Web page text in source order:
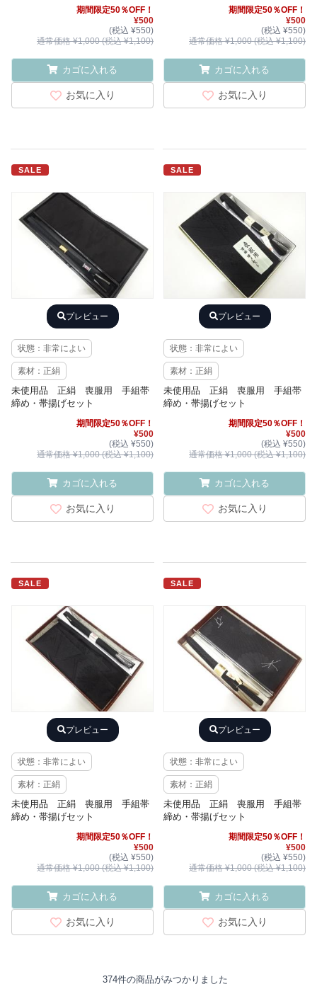
期間限定50％OFF！
¥500
(税込 ¥550)
通常価格 ¥1,000 (税込 ¥1,100)
カゴに入れる
お気に入り
期間限定50％OFF！
¥500
(税込 ¥550)
通常価格 ¥1,000 (税込 ¥1,100)
カゴに入れる
お気に入り
SALE
プレビュー
状態：非常によい
素材：正絹
未使用品 正絹 喪服用 手組帯
締め・帯揚げセット
期間限定50％OFF！
¥500
(税込 ¥550)
通常価格 ¥1,000 (税込 ¥1,100)
カゴに入れる
お気に入り
SALE
プレビュー
状態：非常によい
素材：正絹
未使用品 正絹 喪服用 手組帯
締め・帯揚げセット
期間限定50％OFF！
¥500
(税込 ¥550)
通常価格 ¥1,000 (税込 ¥1,100)
カゴに入れる
お気に入り
SALE
プレビュー
状態：非常によい
素材：正絹
未使用品 正絹 喪服用 手組帯
締め・帯揚げセット
期間限定50％OFF！
¥500
(税込 ¥550)
通常価格 ¥1,000 (税込 ¥1,100)
カゴに入れる
お気に入り
SALE
プレビュー
状態：非常によい
素材：正絹
未使用品 正絹 喪服用 手組帯
締め・帯揚げセット
期間限定50％OFF！
¥500
(税込 ¥550)
通常価格 ¥1,000 (税込 ¥1,100)
カゴに入れる
お気に入り
374件の商品がみつかりました